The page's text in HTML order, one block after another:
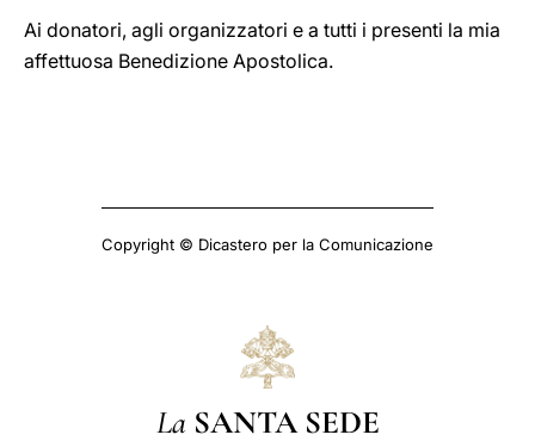
Ai donatori, agli organizzatori e a tutti i presenti la mia
affettuosa Benedizione Apostolica.
Copyright © Dicastero per la Comunicazione
La SANTA SEDE